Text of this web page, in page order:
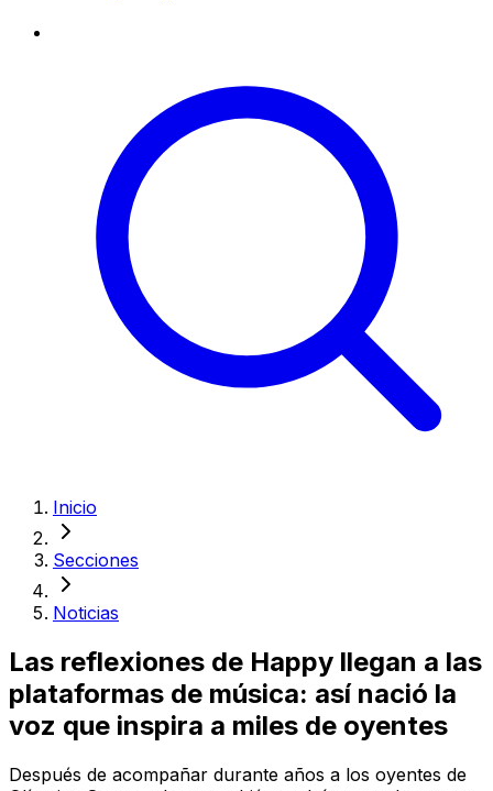
Inicio
Secciones
Noticias
Las reflexiones de Happy llegan a las
plataformas de música: así nació la
voz que inspira a miles de oyentes
Después de acompañar durante años a los oyentes de